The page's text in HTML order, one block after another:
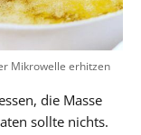
Mikrowelle erhitzen
die Masse
sollte nichts.